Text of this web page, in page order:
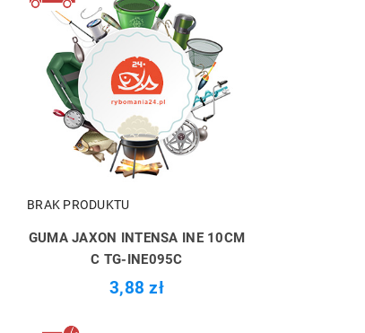
BRAK PRODUKTU
GUMA JAXON INTENSA INE 10CM
C TG-INE095C
3,88 zł